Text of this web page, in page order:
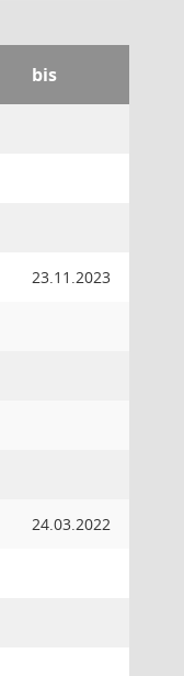
bis
23.11.2023
24.03.2022